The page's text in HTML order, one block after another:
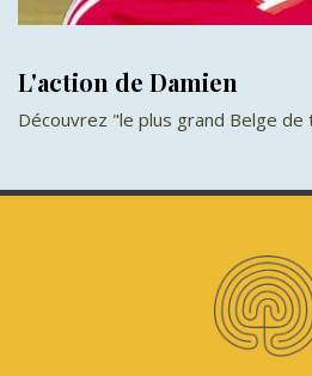
L'action de Damien
Découvrez "le plus grand Belge